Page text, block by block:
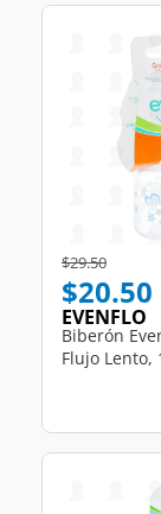
Price reduced
$29.50to
$20.50
EVENFLO
Biberón
Flujo Lento,